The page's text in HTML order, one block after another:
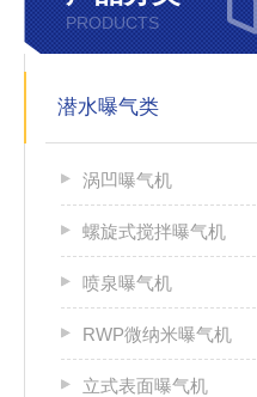
PRODUCTS
潜水曝气类
涡凹曝气机
螺旋式搅拌曝气机
喷泉曝气机
RWP微纳米曝气机
立式表面曝气机